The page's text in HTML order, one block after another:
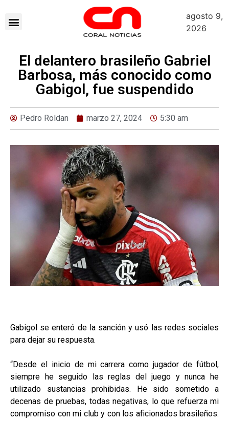
agosto 9,
2026
El delantero brasileño Gabriel
Barbosa, más conocido como
Gabigol, fue suspendido
Pedro Roldan marzo 27, 2024 5:30 am
Gabigol se enteró de la sanción y usó las redes sociales
para dejar su respuesta.
“Desde el inicio de mi carrera como jugador de fútbol,
siempre he seguido las reglas del juego y nunca he
utilizado sustancias prohibidas. He sido sometido a
decenas de pruebas, todas negativas, lo que refuerza mi
compromiso con mi club y con los aficionados brasileños.